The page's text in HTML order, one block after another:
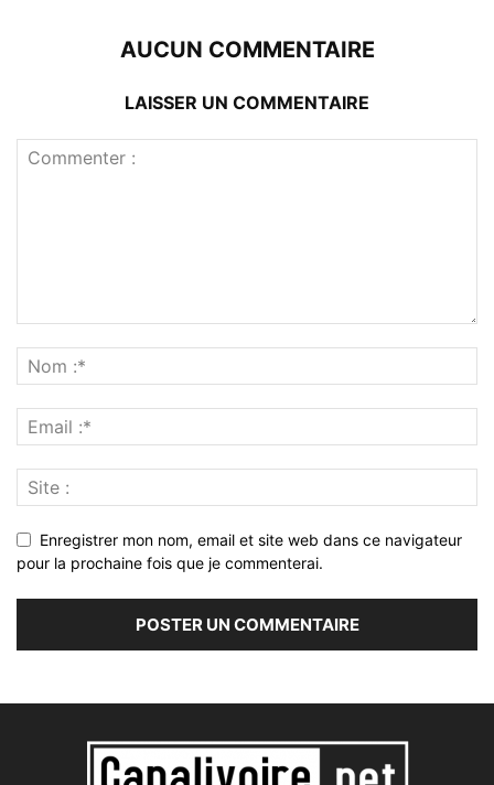
AUCUN COMMENTAIRE
LAISSER UN COMMENTAIRE
Enregistrer mon nom, email et site web dans ce navigateur
pour la prochaine fois que je commenterai.